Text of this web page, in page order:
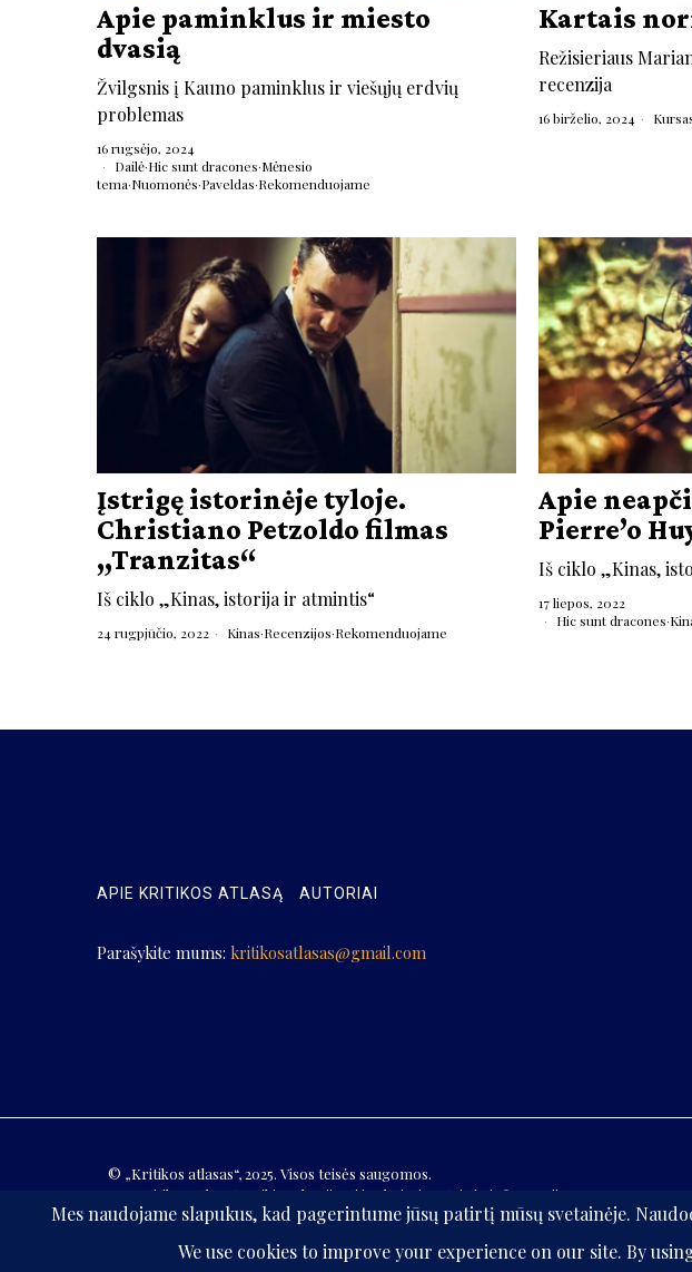
Apie paminklus ir miesto
dvasią
Žvilgsnis į Kauno paminklus ir viešųjų erdvių
problemas
16 rugsėjo, 2024
Dailė·Hic sunt dracones·Mėnesio
tema·Nuomonės·Paveldas·Rekomenduojame
Kartais
Režisieriaus
recenzija
16 birželio, 2024
Įstrigę istorinėje tyloje.
Christiano Petzoldo filmas
„Tranzitas“
Iš ciklo „Kinas, istorija ir atmintis“
24 rugpjūčio, 2022 Kinas·Recenzijos·Rekomenduojame
Apie
Pierre’o
Iš ciklo „Kinas,
17 liepos, 2022
Hic sunt dracones·
APIE KRITIKOS ATLASĄ AUTORIAI
Parašykite mums: kritikosatlasas@gmail.com
© „Kritikos atlasas“, 2025. Visos teisės saugomos.
Be „Kritikos atlaso“ sutikimo kopijuoti ir platinti svetainės informaciją
draudžiama.